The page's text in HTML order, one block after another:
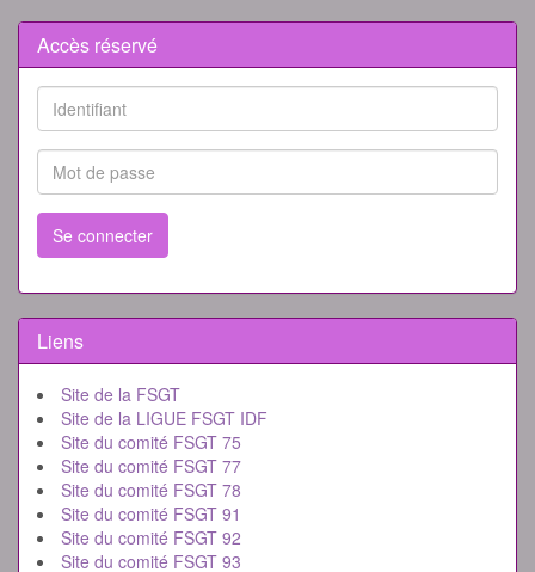
Accès réservé
Se connecter
Liens
Site de la FSGT
Site de la LIGUE FSGT IDF
Site du comité FSGT 75
Site du comité FSGT 77
Site du comité FSGT 78
Site du comité FSGT 91
Site du comité FSGT 92
Site du comité FSGT 93